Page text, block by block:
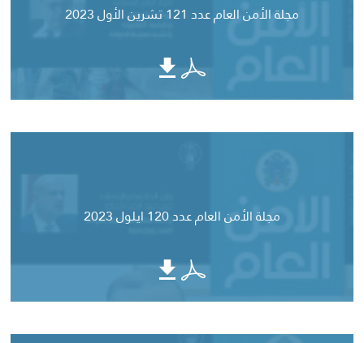
مجلة الأمن العام عدد 121 تشرين الأول 2023
مجلة الأمن العام عدد 120 ايلول 2023